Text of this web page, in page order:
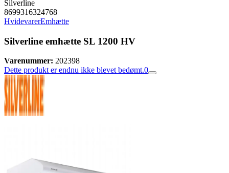
Silverline
8699316324768
HvidevarerEmhætte
Silverline emhætte SL 1200 HV
Varenummer: 202398
Dette produkt er endnu ikke blevet bedømt.0